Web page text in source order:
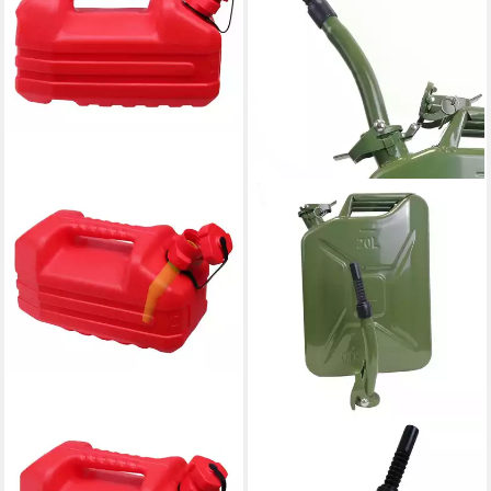
ONDIS24
Kanister Benzinkanister
Kanister Ausgießer olivgrün